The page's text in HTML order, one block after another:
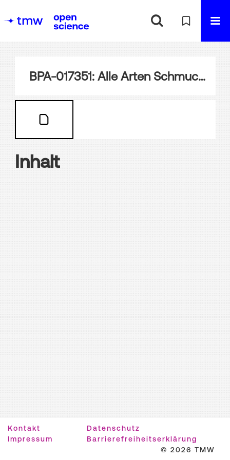
BPA-017351: Alle Arten Schmuckfedern eigener Erzeugung
Inhalt
Kontakt
Datenschutz
Impressum
Barrierefreiheitserklärung
© 2026 TMW